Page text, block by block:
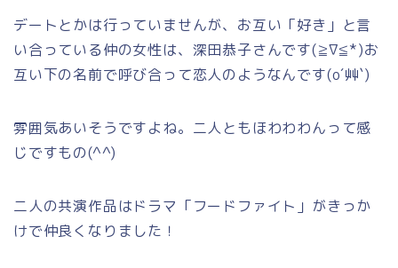
デートとかは行っていませんが、お互い「好き」と言
い合っている仲の女性は、深田恭子さんです(≧∇≦*)お
互い下の名前で呼び合って恋人のようなんです(o´艸`)
雰囲気あいそうですよね。二人ともほわわわんって感
じですもの(^^)
二人の共演作品はドラマ「フードファイト」がきっか
けで仲良くなりました！